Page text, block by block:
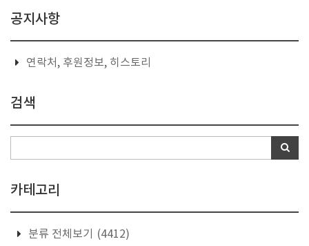
공지사항
연락처, 후원정보, 히스토리
검색
카테고리
분류 전체보기 (4412)